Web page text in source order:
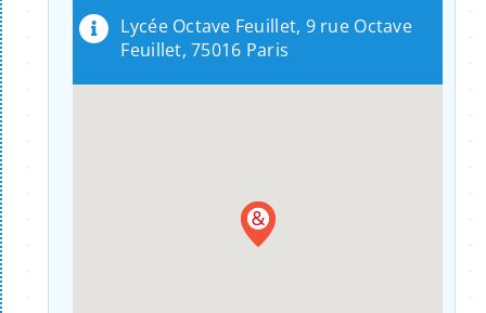
Lycée Octave Feuillet, 9 rue Octave
Feuillet, 75016 Paris